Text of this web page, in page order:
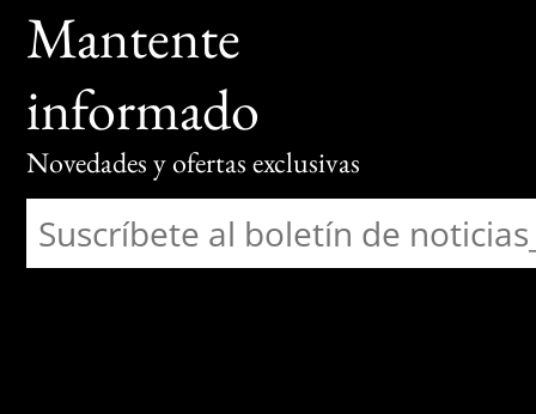
Mantente
informado
Novedades y ofertas exclusivas